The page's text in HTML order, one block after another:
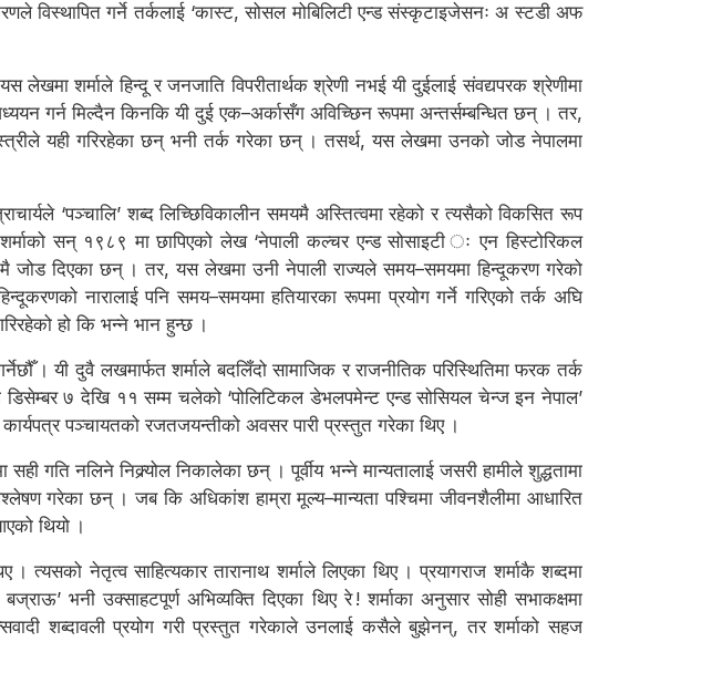
विस्थापित गर्ने तर्कलाई ‘कास्ट, सोसल मोबिलिटी एन्ड संस्कृटाइजेसनः अ स्टडी अफ
शर्माले हिन्दू र जनजाति विपरीतार्थक श्रेणी नभई यी दुईलाई संवद्यपरक श्रेणीमा
गर्न मिल्दैन किनकि यी दुई एक–अर्कासँग अविच्छिन रूपमा अन्तर्सम्बन्धित छन् । तर,
यही गरिरहेका छन् भनी तर्क गरेका छन् । तसर्थ, यस लेखमा उनको जोड नेपालमा
‘पञ्चालि’ शब्द लिच्छिविकालीन समयमै अस्तित्वमा रहेको र त्यसैको विकसित रूप
सन् १९८९ मा छापिएको लेख ‘नेपाली कल्चर एन्ड सोसाइटी ः एन हिस्टोरिकल
दिएका छन् । तर, यस लेखमा उनी नेपाली राज्यले समय–समयमा हिन्दूकरण गरेको
नारालाई पनि समय–समयमा हतियारका रूपमा प्रयोग गर्ने गरिएको तर्क अघि
हो कि भन्ने भान हुन्छ ।
। यी दुवै लखमार्फत शर्माले बदलिँदो सामाजिक र राजनीतिक परिस्थितिमा फरक तर्क
७ देखि ११ सम्म चलेको ‘पोलिटिकल डेभलपमेन्ट एन्ड सोसियल चेन्ज इन नेपाल’
पञ्चायतको रजतजयन्तीको अवसर पारी प्रस्तुत गरेका थिए ।
गति नलिने निक्र्योल निकालेका छन् । पूर्वीय भन्ने मान्यतालाई जसरी हामीले शुद्धतामा
गरेका छन् । जब कि अधिकांश हाम्रा मूल्य–मान्यता पश्चिमा जीवनशैलीमा आधारित
थियो ।
नेतृत्व साहित्यकार तारानाथ शर्माले लिएका थिए । प्रयागराज शर्माकै शब्दमा
भनी उक्साहटपूर्ण अभिव्यक्ति दिएका थिए रे ! शर्माका अनुसार सोही सभाकक्षमा
शब्दावली प्रयोग गरी प्रस्तुत गरेकाले उनलाई कसैले बुझेनन्, तर शर्माको सहज